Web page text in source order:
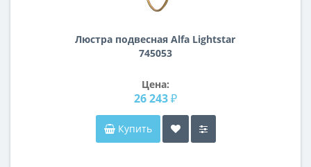
Люстра подвесная Alfa Lightstar
745053
Цена:
26 243 ₽
Купить